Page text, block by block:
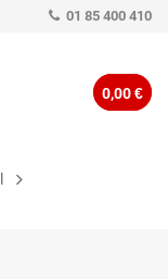
01 85 400 410
0,00 €